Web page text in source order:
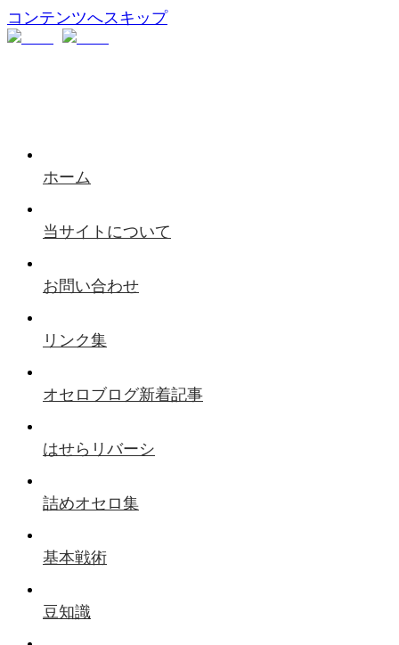
コンテンツへスキップ
ホーム
当サイトについて
お問い合わせ
リンク集
オセロブログ新着記事
はせらリバーシ
詰めオセロ集
基本戦術
豆知識